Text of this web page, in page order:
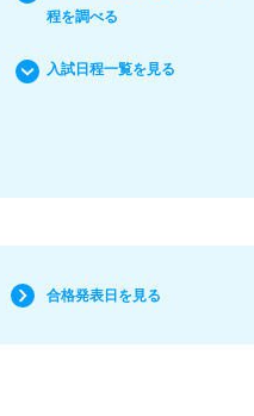
程を調べる
入試日程一覧を見る
合格発表日を見る